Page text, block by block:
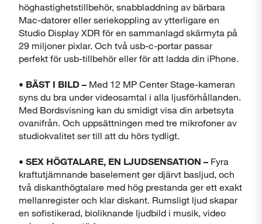
höghastighetstillbehör, snabbladdning av bärbara
Mac-datorer eller seriekoppling av ytterligare en
Studio Display XDR för en sammanlagd skärmyta på
29 miljoner pixlar. Och två usb-c-portar passar
perfekt för usb-tillbehör eller för att ladda din iPhone.
• BÄST I BILD – Med 12 MP Center Stage-kameran
syns du bra under videosamtal i alla ljusförhållanden.
Med Bordsvisning kan du smidigt visa din arbetsyta
ovanifrån. Och uppsättningen med tre mikrofoner av
studiokvalitet ser till att du hörs tydligt.
• SEX HÖGTALARE, EN LJUDSENSATION – Fyra
kraftutjämnande baselement ger djärvt basljud, och
två diskanthögtalare med hög prestanda ger ett exakt
mellanregister och klar diskant. Rumsligt ljud skapar
en sofistikerad, bioliknande ljudbild i musik, video